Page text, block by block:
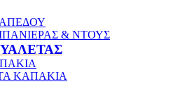
& ΝΤΟΥΣ
ΚΑΠΑΚΙΑ